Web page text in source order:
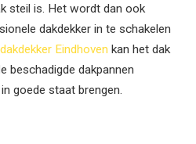
steil is. Het wordt dan ook
dakdekker in te schakelen
dakdekker Eindhoven kan het dak
beschadigde dakpannen
goede staat brengen.